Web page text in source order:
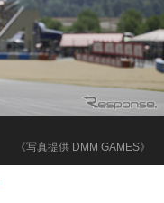
《写真提供 DMM GAMES》